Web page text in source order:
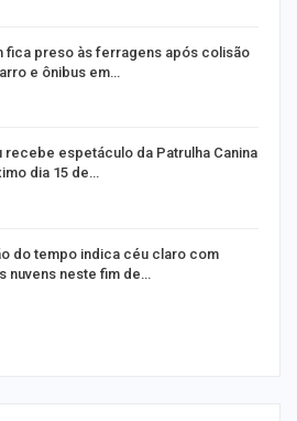
fica preso às ferragens após colisão
e ônibus em…
recebe espetáculo da Patrulha Canina
dia 15 de…
do tempo indica céu claro com
nuvens neste fim de…